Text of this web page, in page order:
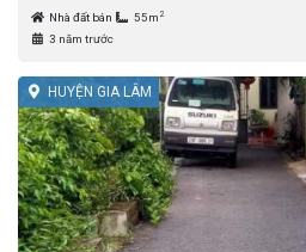
Nhà đất bán 55m 2
3 năm trước
HUYỆN GIA LÂM